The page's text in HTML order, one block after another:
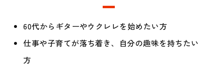
60代からギターやウクレレを始めたい方
仕事や子育てが落ち着き、自分の趣味を持ちたい
方